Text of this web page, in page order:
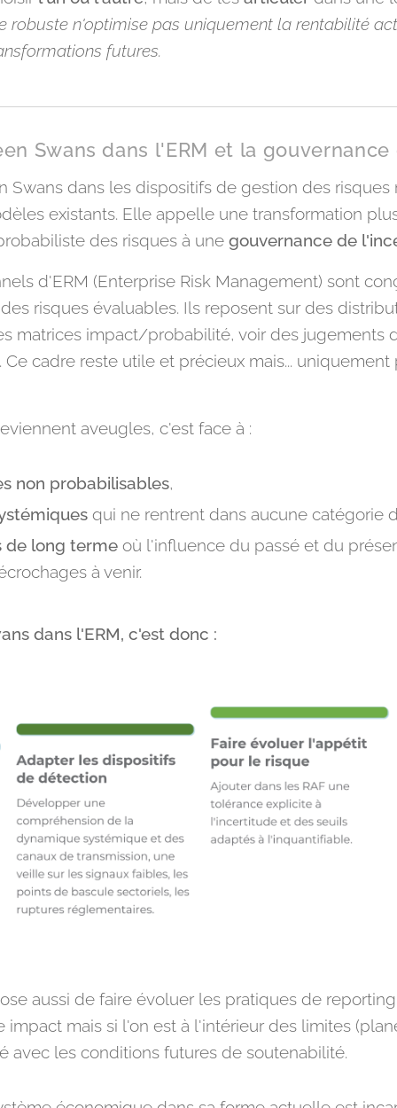
robuste n'optimise pas uniquement la rentabilité
futures.
Swans dans l'ERM et la
Swans dans les dispositifs de gestion des risques
existants. Elle appelle une transformation
des risques à une gouvernance de
d'ERM (Enterprise Risk Management) sont
risques évaluables. Ils reposent sur des
matrices impact/probabilité, voir des jugements
cadre reste utile et précieux mais...
aveugles, c'est face à :
non probabilisables,
qui ne rentrent dans aucune catégorie
de long terme où l'influence du passé et du
à venir.
dans l'ERM, c'est donc :
aussi de faire évoluer les pratiques de
mais si l'on est à l'intérieur des limites
avec les conditions futures de soutenabilité.